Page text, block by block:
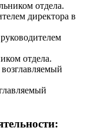
отдела.
директора в
отдела.